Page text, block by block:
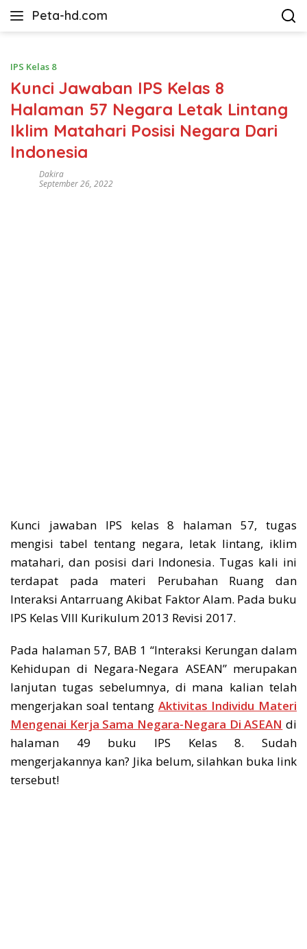
Peta-hd.com
Kumpulan
HD
IPS Kelas 8
Kunci Jawaban IPS Kelas 8
Halaman 57 Negara Letak Lintang
Iklim Matahari Posisi Negara Dari
Indonesia
Dakira
September 26, 2022
Kunci jawaban IPS kelas 8 halaman 57, tugas
mengisi tabel tentang negara, letak lintang, iklim
matahari, dan posisi dari Indonesia. Tugas kali ini
terdapat pada materi Perubahan Ruang dan
Interaksi Antarruang Akibat Faktor Alam. Pada buku
IPS Kelas VIII Kurikulum 2013 Revisi 2017.
Pada halaman 57, BAB 1 “Interaksi Kerungan dalam
Kehidupan di Negara-Negara ASEAN” merupakan
lanjutan tugas sebelumnya, di mana kalian telah
mengerjakan soal tentang Aktivitas Individu Materi
Mengenai Kerja Sama Negara-Negara Di ASEAN di
halaman 49 buku IPS Kelas 8. Sudah
mengerjakannya kan? Jika belum, silahkan buka link
tersebut!